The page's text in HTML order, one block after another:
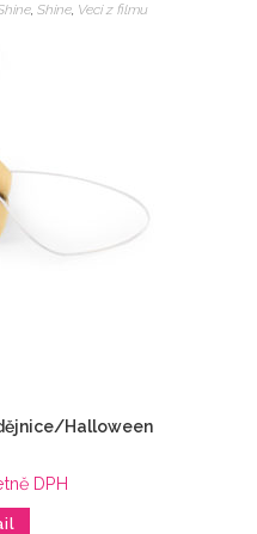
, Shine, Veci z filmu
Halloween
DPH